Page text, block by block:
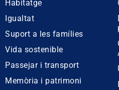
Habitatge
Igualtat
Suport a les famílies
Vida sostenible
Passejar i transport
Memòria i patrimoni